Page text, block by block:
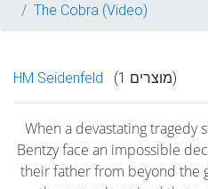
The Cobra (Video)
HM Seidenfeld (1 מוצרים)
When a devastating tragedy
Bentzy face an impossible
their father from beyond the